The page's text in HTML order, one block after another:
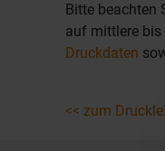
Bitte beachten
auf mittlere bis
Druckdaten
<< zum